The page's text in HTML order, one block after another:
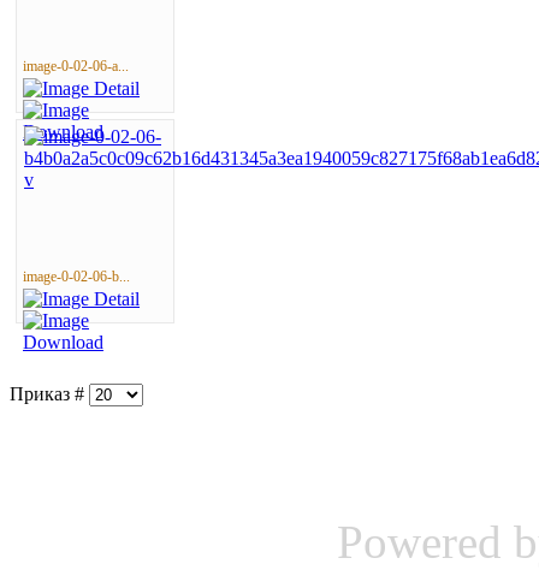
image-0-02-06-a...
image-0-02-06-b...
Приказ #
Powered